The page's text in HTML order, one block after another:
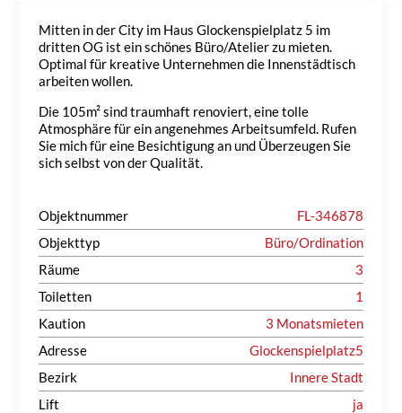
Mitten in der City im Haus Glockenspielplatz 5 im
dritten OG ist ein schönes Büro/Atelier zu mieten.
Optimal für kreative Unternehmen die Innenstädtisch
arbeiten wollen.
Die 105m² sind traumhaft renoviert, eine tolle
Atmosphäre für ein angenehmes Arbeitsumfeld. Rufen
Sie mich für eine Besichtigung an und Überzeugen Sie
sich selbst von der Qualität.
Objektnummer
FL-346878
Objekttyp
Büro/Ordination
Räume
3
Toiletten
1
Kaution
3 Monatsmieten
Adresse
Glockenspielplatz5
Bezirk
Innere Stadt
Lift
ja